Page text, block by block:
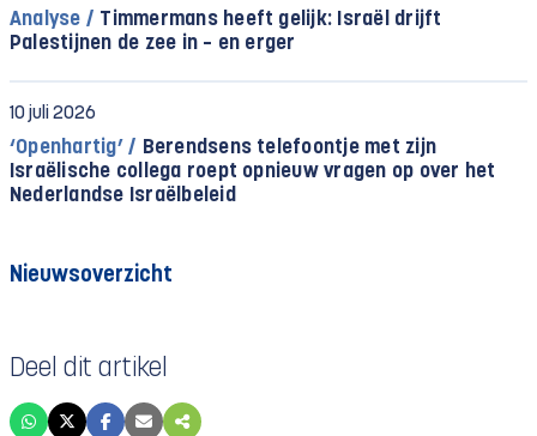
Analyse / Timmermans heeft gelijk: Israël drijft
Palestijnen de zee in – en erger
10 juli 2026
‘Openhartig’ / Berendsens telefoontje met zijn
Israëlische collega roept opnieuw vragen op over het
Nederlandse Israëlbeleid
Nieuwsoverzicht
Deel dit artikel